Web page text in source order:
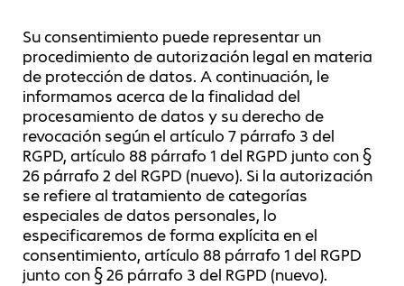
Su consentimiento puede representar un
procedimiento de autorización legal en materia
de protección de datos. A continuación, le
informamos acerca de la finalidad del
procesamiento de datos y su derecho de
revocación según el artículo 7 párrafo 3 del
RGPD, artículo 88 párrafo 1 del RGPD junto con §
26 párrafo 2 del RGPD (nuevo). Si la autorización
se refiere al tratamiento de categorías
especiales de datos personales, lo
especificaremos de forma explícita en el
consentimiento, artículo 88 párrafo 1 del RGPD
junto con § 26 párrafo 3 del RGPD (nuevo).